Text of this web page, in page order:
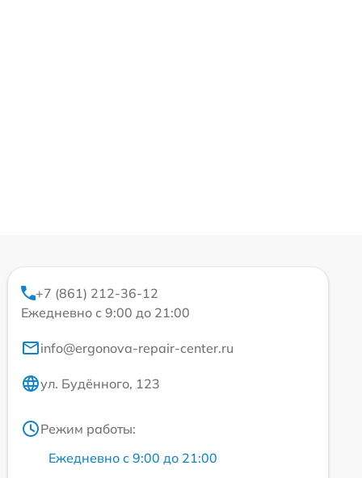
+7 (861) 212-36-12
Ежедневно с 9:00 до 21:00
info@ergonova-repair-center.ru
ул. Будённого, 123
Режим работы:
Ежедневно с 9:00 до 21:00